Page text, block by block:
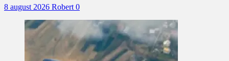
8 august 2026 Robert 0